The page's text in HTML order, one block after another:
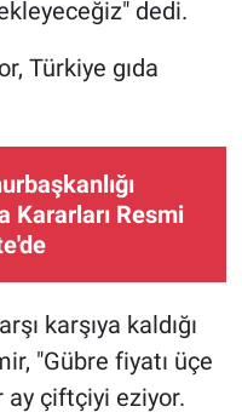
dedi.
Türkiye gıda
Kararları Resmi
karşıya kaldığı
"Gübre fiyatı üçe
ay çiftçiyi eziyor.